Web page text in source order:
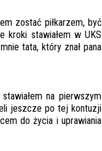
zostać piłkarzem, być
kroki stawiałem w UKS
tata, który znał pana
na pierwszym
jeszcze po tej kontuzji
do życia i uprawiania